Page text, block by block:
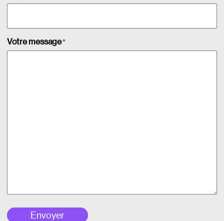
Votre message*
Envoyer